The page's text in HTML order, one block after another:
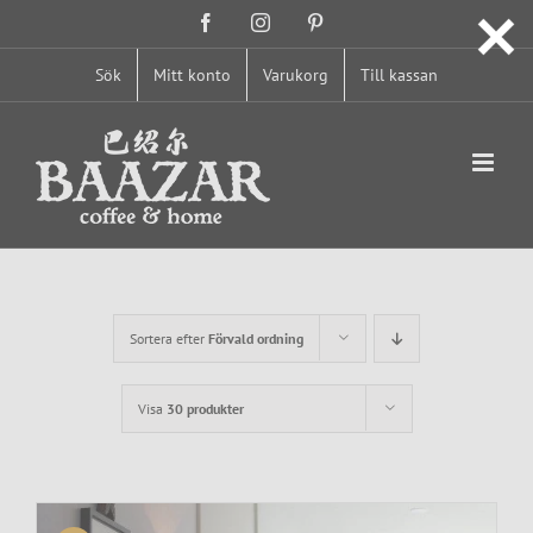
FacebookInstagram
Sök Mitt konto Varukorg Till kassan
Sortera efter Förvald ordning
Visa 30 produkter